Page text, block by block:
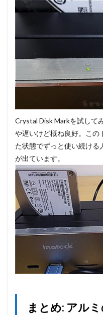
Crystal Disk Markを試して
や遅いけど概ね良好。この
た状態でずっと使い続け
が出ています。
まとめ: アル